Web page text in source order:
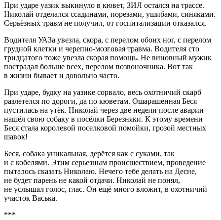
При ударе уазик выкинуло в кювет, ЗИЛ остался на трассе.
Николай отделался ссадинами, порезами, ушибами, синяками.
Серьёзных травм не получил, от госпитализации отказался.
Водителя УАЗа увезла, скора, с перелом обоих ног, с перелом
грудной клетки и черепно-мозговая травма. Водителя сто
тридцатого тоже увезла скорая помощь. Не виновный мужик
пострадал больше всех, перелом позвоночника. Вот так
в жизни бывает и довольно часто.
При ударе, будку на уазике сорвало, весь охотничий скарб
разлетелся по дороги, да по кюветам. Ошарашенная Беся
пустилась на утёк. Николай через две недели после аварии
нашёл свою собаку в посёлки Березняки. К этому времени
Беся стала королевой поселковой помойки, грозой местных
шавок!
Беся, собака уникальная, дерётся как с суками, так
и с кобелями. Этим серьезным происшествием, проведение
пыталось сказать Николаю. Нечего тебе делать на Десне,
не будет парень не какой отдачи. Николай не понял,
не услышал голос, глас. Он ещё много вложит, в охотничий
участок Васька.
***